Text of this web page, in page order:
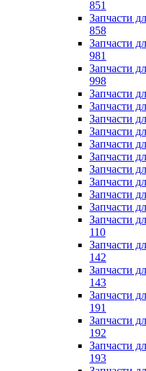
851
Запчасти
858
Запчасти
981
Запчасти
998
Запчасти
Запчасти
Запчасти
Запчасти
Запчасти
Запчасти
Запчасти
Запчасти
Запчасти
Запчасти
Запчасти
110
Запчасти
142
Запчасти
143
Запчасти
191
Запчасти
192
Запчасти
193